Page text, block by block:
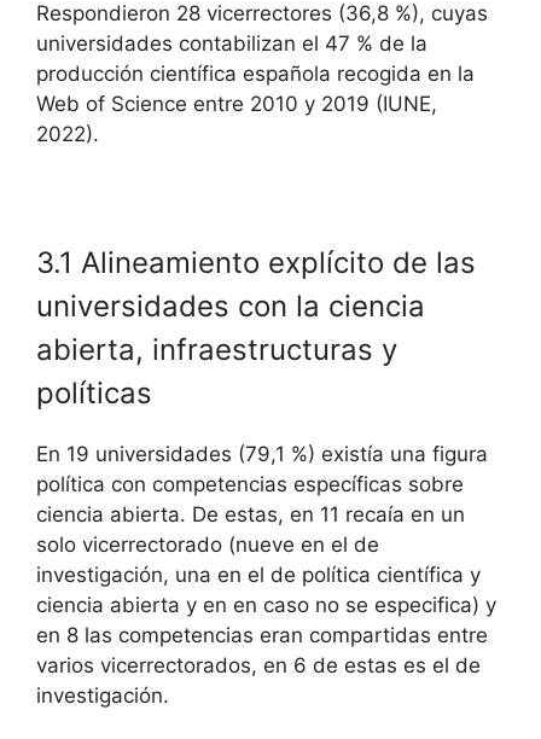
Respondieron 28 vicerrectores (36,8 %), cuyas
universidades contabilizan el 47 % de la
producción científica española recogida en la
Web of Science entre 2010 y 2019 (IUNE,
2022).
3.1 Alineamiento explícito de las
universidades con la ciencia
abierta, infraestructuras y
políticas
En 19 universidades (79,1 %) existía una figura
política con competencias específicas sobre
ciencia abierta. De estas, en 11 recaía en un
solo vicerrectorado (nueve en el de
investigación, una en el de política científica y
ciencia abierta y en en caso no se especifica) y
en 8 las competencias eran compartidas entre
varios vicerrectorados, en 6 de estas es el de
investigación.